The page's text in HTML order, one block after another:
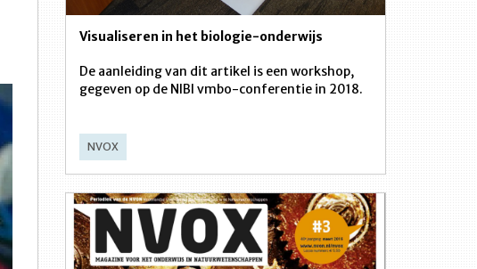
Visualiseren in het biologie-onderwijs
De aanleiding van dit artikel is een workshop,
gegeven op de NIBI vmbo-conferentie in 2018.
NVOX